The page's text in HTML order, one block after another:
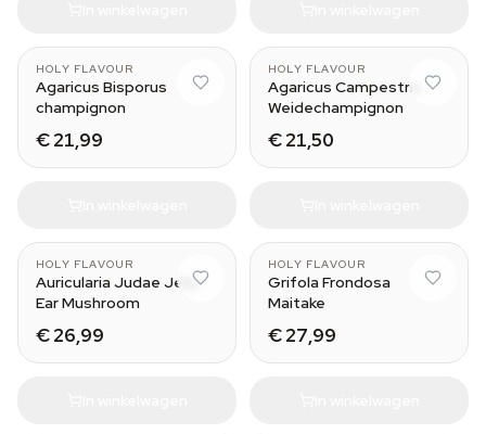
HOLY FLAVOUR
Agaricus Bisporus
champignon
€ 21,99
HOLY FLAVOUR
Agaricus Campestris
Weidechampignon
€ 21,50
HOLY FLAVOUR
Auricularia Judae Jelly
Ear Mushroom
€ 26,99
HOLY FLAVOUR
Grifola Frondosa
Maitake
€ 27,99